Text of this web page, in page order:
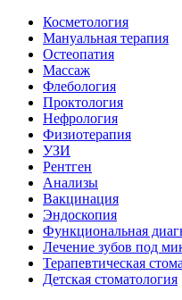
Косметология
Мануальная терапия
Остеопатия
Массаж
Флебология
Проктология
Нефрология
Физиотерапия
УЗИ
Рентген
Анализы
Вакцинация
Эндоскопия
Функциональная
Лечение зубов под
Терапевтическая
Детская стоматология